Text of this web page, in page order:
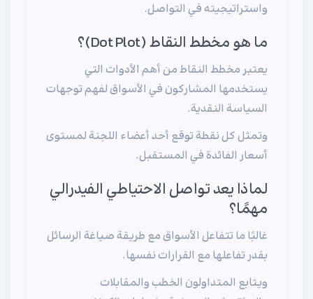
واستراتيجيته في التواصل.
ما هو مخطط النقاط (Dot Plot)؟
يعتبر مخطط النقاط من أهم الأدوات التي
يستخدمها المشاركون في الأسواق لفهم توجهات
السياسة النقدية.
وتمثل كل نقطة توقع أحد أعضاء اللجنة لمستوى
أسعار الفائدة في المستقبل.
لماذا يعد تواصل الاحتياطي الفيدرالي
مهمًا؟
غالبًا ما تتفاعل الأسواق مع طريقة صياغة الرسائل
بقدر تفاعلها مع القرارات نفسها.
ويتابع المتداولون الخطب والمقابلات